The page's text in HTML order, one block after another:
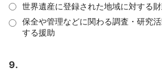
世界遺産に登録された地域に対する
保全や管理などに関わる調査・研究
する援助
9.